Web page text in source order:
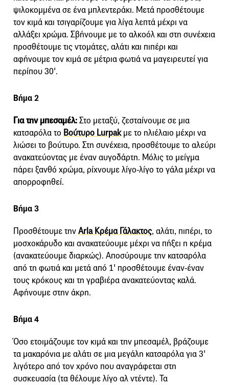
ψιλοκομμένα σε ένα μπλεντεράκι. Μετά προσθέτουμε
τον κιμά και τσιγαρίζουμε για λίγα λεπτά μέχρι να
αλλάξει χρώμα. Σβήνουμε με το αλκοόλ και στη συνέχεια
προσθέτουμε τις ντομάτες, αλάτι και πιπέρι και
αφήνουμε τον κιμά σε μέτρια φωτιά να μαγειρευτεί για
περίπου 30'.
Βήμα 2
Για την μπεσαμέλ:Στο μεταξύ, ζεσταίνουμε σε μια
κατσαρόλα το Βούτυρο Lurpakμε το ηλιέλαιο μέχρι να
λιώσει το βούτυρο. Στη συνέχεια, προσθέτουμε το αλεύρι
ανακατεύοντας με έναν αυγοδάρτη. Μόλις το μείγμα
πάρει ξανθό χρώμα, ρίχνουμε λίγο-λίγο το γάλα μέχρι να
απορροφηθεί.
Βήμα 3
Προσθέτουμε τηνArla Κρέμα Γάλακτος, αλάτι, πιπέρι, το
μοσχοκάρυδο και ανακατεύουμε μέχρι να πήξει η κρέμα
(ανακατεύουμε διαρκώς). Αποσύρουμε την κατσαρόλα
από τη φωτιά και μετά από 1' προσθέτουμε έναν-έναν
τους κρόκους και τη γραβιέρα ανακατεύοντας καλά.
Αφήνουμε στην άκρη.
Βήμα 4
Όσο ετοιμάζουμε τον κιμά και την μπεσαμέλ, βράζουμε
τα μακαρόνια με αλάτι σε μια μεγάλη κατσαρόλα για 3'
λιγότερο από τον χρόνο που αναγράφεται στη
συσκευασία (τα θέλουμε λίγο αλ ντέντε). Τα